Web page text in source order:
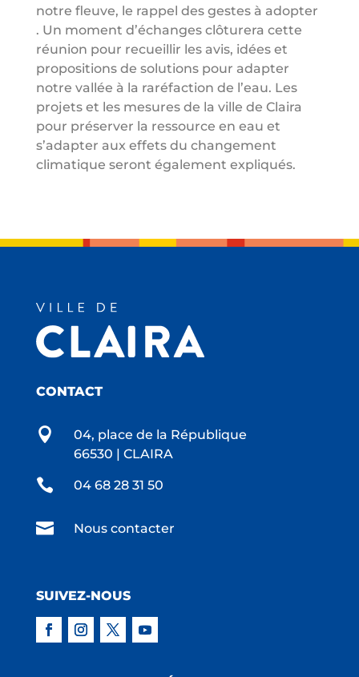
notre fleuve, le rappel des gestes à adopter
. Un moment d’échanges clôturera cette
réunion pour recueillir les avis, idées et
propositions de solutions pour adapter
notre vallée à la raréfaction de l’eau. Les
projets et les mesures de la ville de Claira
pour préserver la ressource en eau et
s’adapter aux effets du changement
climatique seront également expliqués.
CONTACT

04, place de la République
66530 | CLAIRA
 04 68 28 31 50
 Nous contacter
SUIVEZ-NOUS